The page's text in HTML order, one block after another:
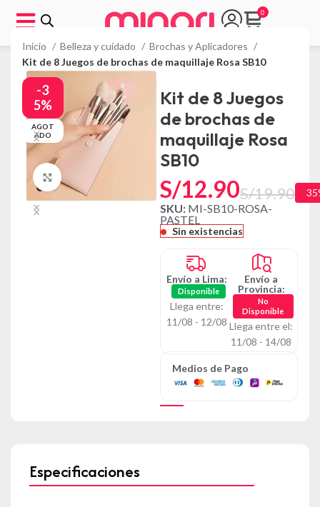
Inicio Belleza y cuidado
Brochas y Aplicadores
Kit de 8 Juegos de brochas de maquillaje Rosa SB10
-3
5%
AGOT
ADO
Click to enlarge
Kit de 8 Juegos
de brochas de
maquillaje Rosa
SB10
S/19.90
S/12.90
SKU: MI-SB10-ROSA-
PASTEL
Sin existencias
Envío a Lima:
Disponible
Llega entre:
11/08 - 12/08
Envío a
Provincia:
No
Disponible
Llega entre el:
11/08 - 14/08
Medios de Pago
Especificaciones